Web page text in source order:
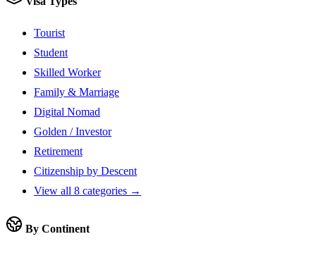
Tourist
Student
Skilled Worker
Family & Marriage
Digital Nomad
Golden / Investor
Retirement
Citizenship by Descent
View all 8 categories →
By Continent